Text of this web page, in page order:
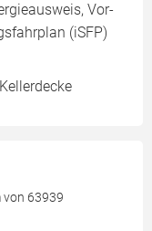
Vor-
(iSFP)
von 63939